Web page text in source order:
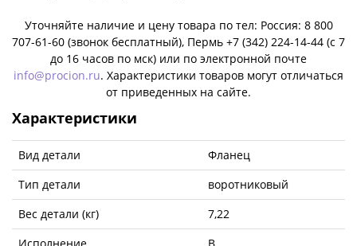
Уточняйте наличие и цену товара по тел: Россия: 8 800
707-61-60 (звонок бесплатный), Пермь +7 (342) 224-14-44 (c 7
до 16 часов по мск) или по электронной почте
info@procion.ru. Характеристики товаров могут отличаться
от приведенных на сайте.
Характеристики
Вид детали
Фланец
Тип детали
воротниковый
Вес детали (кг)
7,22